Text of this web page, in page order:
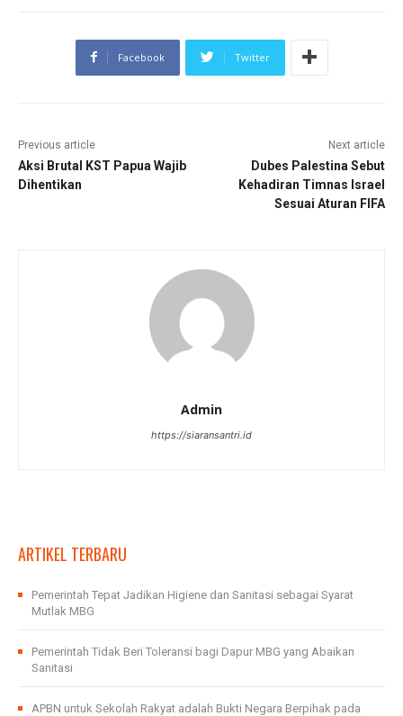
Facebook Twitter
Previous article
Aksi Brutal KST Papua Wajib
Dihentikan
Next article
Dubes Palestina Sebut
Kehadiran Timnas Israel
Sesuai Aturan FIFA
Admin
https://siaransantri.id
ARTIKEL TERBARU
Pemerintah Tepat Jadikan Higiene dan Sanitasi sebagai Syarat
Mutlak MBG
Pemerintah Tidak Beri Toleransi bagi Dapur MBG yang Abaikan
Sanitasi
APBN untuk Sekolah Rakyat adalah Bukti Negara Berpihak pada